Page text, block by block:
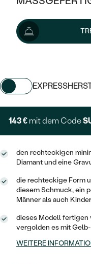
KLASSISCH
MEMOIRE
V-FORM
VINTAGE
GEHÄMMERTE
MIT FÜLLUNG
MIT
HALO
VINTAGE
IM SET
WÄHLE EINEN
DIAMANTEN
LAB GROWN
AUSVERKAUF
WENN
NACH TYP
RINGE
ANHÄNGER /
SCHMUCKSET
SCHMUCK FÜR
PLATIN
OHRSTECKER
OHRHÄNGER
SOLITÄR
HERZ
GOLD
SILBER
SOLITÄR
ZUR GEBURT
MIT
MEDAILLON
AUSVERKAUF
GOLD
PLATIN
NACH STYL
MEMOIRE
STATEMENT
159 €
143 € mit dem Code
den rechteckigen
Diamant und eine
die rechteckige Form
diesem Schmuck, ein
Männer als auch Kinder
dieses Modell fertigen
vergolden es mit
WEITERE